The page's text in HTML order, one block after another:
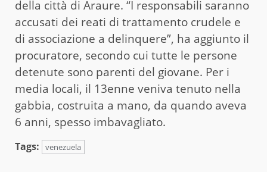
della città di Araure. “I responsabili saranno
accusati dei reati di trattamento crudele e
di associazione a delinquere”, ha aggiunto il
procuratore, secondo cui tutte le persone
detenute sono parenti del giovane. Per i
media locali, il 13enne veniva tenuto nella
gabbia, costruita a mano, da quando aveva
6 anni, spesso imbavagliato.
Tags: venezuela